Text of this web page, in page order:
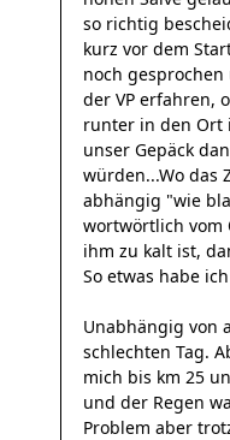
so richtig
kurz vor dem
noch
der VP erfahren,
runter in den Ort
unser Gepäck
würden...Wo das
abhängig "wie
wortwörtlich vom
ihm zu kalt ist,
So etwas habe
Unabhängig von
schlechten Tag.
mich bis km 25
und der Regen
Problem aber